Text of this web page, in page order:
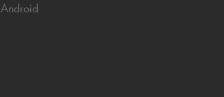
Android